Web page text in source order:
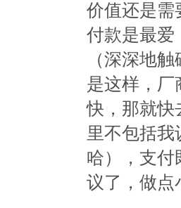
价值还是需
付款是最
（深深地
是这样，厂
快，那就快
里不包括
哈），支付
议了，做点